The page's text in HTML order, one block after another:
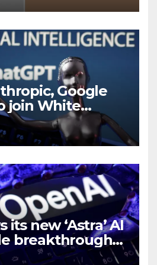
Google
join White
meeting
its new ‘Astra’ AI
breakthroughs